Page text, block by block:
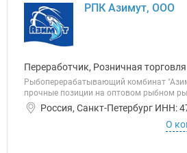
РПК Азимут, ООО
Переработчик, Розничная торговля
Рыбоперерабатывающий комбинат
прочные позиции на оптовом рыбном
Россия, Санкт-Петербург ИНН:
О